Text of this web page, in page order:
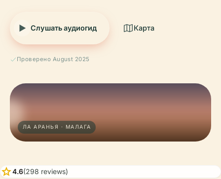
Слушать аудиогид Карта
Проверено August 2025
ЛА АРАНЬЯ · МАЛАГА
star4.6(298 reviews)